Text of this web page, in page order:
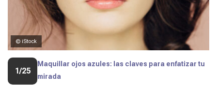
© iStock
1/25
Maquillar ojos azules: las claves para enfatizar tu
mirada